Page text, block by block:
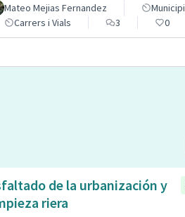
Mateo Mejias Fernandez
Municipi
Carrers i Vials
3 0
de la urbanización y
riera